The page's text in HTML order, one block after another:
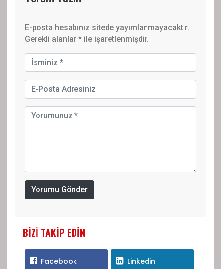
E-posta hesabınız sitede yayımlanmayacaktır.
Gerekli alanlar * ile işaretlenmişdir.
Yorumu Gönder
BIZI TAKIP EDIN
Facebook Linkedin